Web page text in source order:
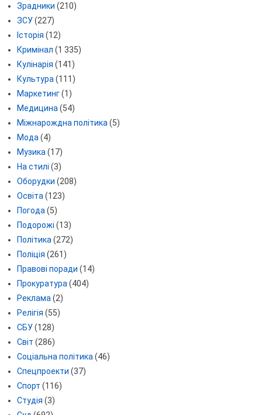
Зрадники (210)
ЗСУ(227)
Історія (12)
Кримінал (1 335)
Кулінарія (141)
Культура (111)
Маркетинг(1)
Медицина (54)
Міжнарождна політика (5)
Мода (4)
Музика (17)
На стилі (3)
Оборудки (208)
Освіта (123)
Погода (5)
Подорожі (13)
Політика (272)
Поліція (261)
Правові поради (14)
Прокуратура (404)
Реклама (2)
Релігія (55)
СБУ(128)
Світ (286)
Соціальна політика (46)
Спецпроекти (37)
Спорт (116)
Студія (3)